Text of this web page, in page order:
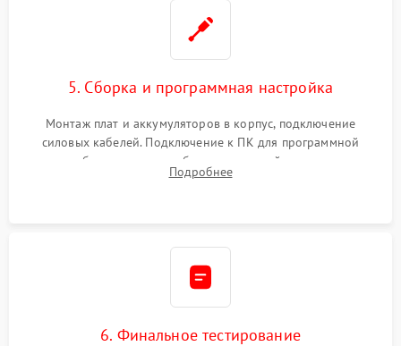
5. Сборка и программная настройка
Монтаж плат и аккумуляторов в корпус, подключение
силовых кабелей. Подключение к ПК для программной
калибровки констант батареи, настройки порогов
срабатывания AVR и сброса счетчиков старения АКБ.
Подробнее
6. Финальное тестирование